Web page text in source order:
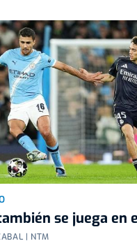
se juega en
| NTM